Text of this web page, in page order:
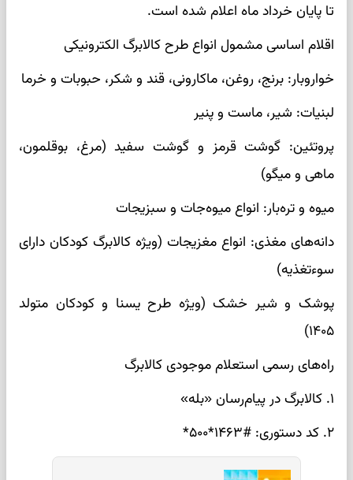
تا پایان خرداد ماه اعلام شده است.
اقلام اساسی مشمول انواع طرح کالابرگ الکترونیکی
خواروبار: برنج، روغن، ماکارونی، قند و شکر، حبوبات و خرما
لبنیات: شیر، ماست و پنیر
پروتئین: گوشت قرمز و گوشت سفید (مرغ، بوقلمون،
ماهی و میگو)
میوه و تره‌بار: انواع میوه‌جات و سبزیجات
دانه‌های مغذی: انواع مغزیجات (ویژه کالابرگ کودکان دارای
سوءتغذیه)
پوشک و شیر خشک (ویژه طرح یسنا و کودکان متولد
۱۴۰۵)
راه‌های رسمی استعلام موجودی کالابرگ
۱. کالابرگ در پیام‌رسان «بله»
۲. کد دستوری: #۱۴۶۳*۵۰۰*